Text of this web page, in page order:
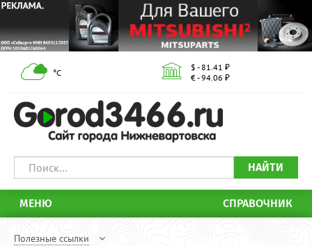
°С
$ - 81.41 ₽
€ - 94.06 ₽
НАЙТИ
МЕНЮ СПРАВОЧНИК
Полезные ссылки